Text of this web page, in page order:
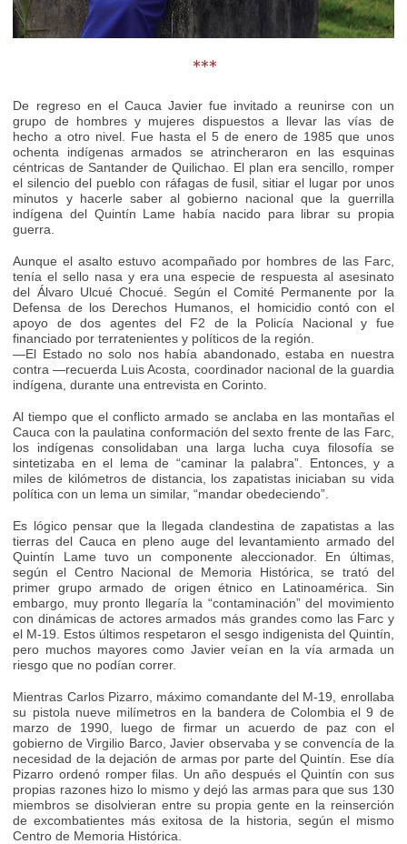
***
De regreso en el Cauca Javier fue invitado a reunirse con un
grupo de hombres y mujeres dispuestos a llevar las vías de
hecho a otro nivel. Fue hasta el 5 de enero de 1985 que unos
ochenta indígenas armados se atrincheraron en las esquinas
céntricas de Santander de Quilichao. El plan era sencillo, romper
el silencio del pueblo con ráfagas de fusil, sitiar el lugar por unos
minutos y hacerle saber al gobierno nacional que la guerrilla
indígena del Quintín Lame había nacido para librar su propia
guerra.
Aunque el asalto estuvo acompañado por hombres de las Farc,
tenía el sello nasa y era una especie de respuesta al asesinato
del Álvaro Ulcué Chocué. Según el Comité Permanente por la
Defensa de los Derechos Humanos, el homicidio contó con el
apoyo de dos agentes del F2 de la Policía Nacional y fue
financiado por terratenientes y políticos de la región.
—El Estado no solo nos había abandonado, estaba en nuestra
contra —recuerda Luis Acosta, coordinador nacional de la guardia
indígena, durante una entrevista en Corinto.
Al tiempo que el conflicto armado se anclaba en las montañas el
Cauca con la paulatina conformación del sexto frente de las Farc,
los indígenas consolidaban una larga lucha cuya filosofía se
sintetizaba en el lema de “caminar la palabra”. Entonces, y a
miles de kilómetros de distancia, los zapatistas iniciaban su vida
política con un lema un similar, “mandar obedeciendo”.
Es lógico pensar que la llegada clandestina de zapatistas a las
tierras del Cauca en pleno auge del levantamiento armado del
Quintín Lame tuvo un componente aleccionador. En últimas,
según el Centro Nacional de Memoria Histórica, se trató del
primer grupo armado de origen étnico en Latinoamérica. Sin
embargo, muy pronto llegaría la “contaminación” del movimiento
con dinámicas de actores armados más grandes como las Farc y
el M-19. Estos últimos respetaron el sesgo indigenista del Quintín,
pero muchos mayores como Javier veían en la vía armada un
riesgo que no podían correr.
Mientras Carlos Pizarro, máximo comandante del M-19, enrollaba
su pistola nueve milímetros en la bandera de Colombia el 9 de
marzo de 1990, luego de firmar un acuerdo de paz con el
gobierno de Virgilio Barco, Javier observaba y se convencía de la
necesidad de la dejación de armas por parte del Quintín. Ese día
Pizarro ordenó romper filas. Un año después el Quintín con sus
propias razones hizo lo mismo y dejó las armas para que sus 130
miembros se disolvieran entre su propia gente en la reinserción
de excombatientes más exitosa de la historia, según el mismo
Centro de Memoria Histórica.